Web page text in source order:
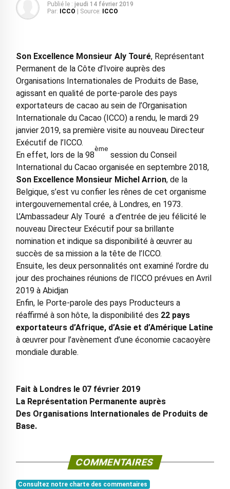
Publié le : jeudi 14 février 2019
Par:
ICCO | Source: ICCO
Son Excellence Monsieur Aly Touré, Représentant
Permanent de la Côte d’Ivoire auprès des
Organisations Internationales de Produits de Base,
agissant en qualité de porte-parole des pays
exportateurs de cacao au sein de l’Organisation
Internationale du Cacao (ICCO) a rendu, le mardi 29
janvier 2019, sa première visite au nouveau Directeur
Exécutif de l’ICCO.
En effet, lors de la 98
ème
session du Conseil
International du Cacao organisée en septembre 2018,
Son Excellence Monsieur Michel Arrion, de la
Belgique, s’est vu confier les rênes de cet organisme
intergouvernemental crée, à Londres, en 1973.
L’Ambassadeur Aly Touré a d’entrée de jeu félicité le
nouveau Directeur Exécutif pour sa brillante
nomination et indique sa disponibilité à œuvrer au
succès de sa mission a la tête de l’ICCO.
Ensuite, les deux personnalités ont examiné l’ordre du
jour des prochaines réunions de l’ICCO prévues en Avril
2019 à Abidjan
Enfin, le Porte-parole des pays Producteurs a
réaffirmé à son hôte, la disponibilité des 22 pays
exportateurs d’Afrique, d’Asie et d’Amérique Latine
à œuvrer pour l’avènement d’une économie cacaoyère
mondiale durable.
Fait à Londres le 07 février 2019
La Représentation Permanente auprès
Des Organisations Internationales de Produits de
Base.
COMMENTAIRES
Consultez notre charte des commentaires